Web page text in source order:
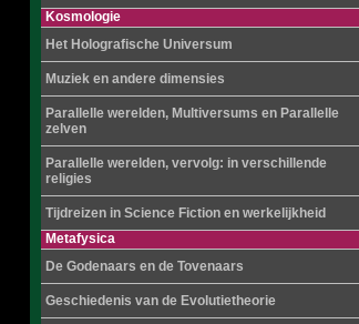
Kosmologie
Het Holografische Universum
Muziek en andere dimensies
Parallelle werelden, Multiversums en Parallelle
zelven
Parallelle werelden, vervolg: in verschillende
religies
Tijdreizen in Science Fiction en werkelijkheid
Metafysica
De Godenaars en de Tovenaars
Geschiedenis van de Evolutietheorie